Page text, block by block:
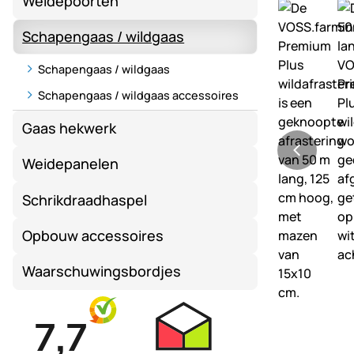
Schapengaas / wildgaas
Schapengaas / wildgaas
Schapengaas / wildgaas accessoires
Gaas hekwerk
Weidepanelen
Schrikdraadhaspel
Opbouw accessoires
Waarschuwingsbordjes